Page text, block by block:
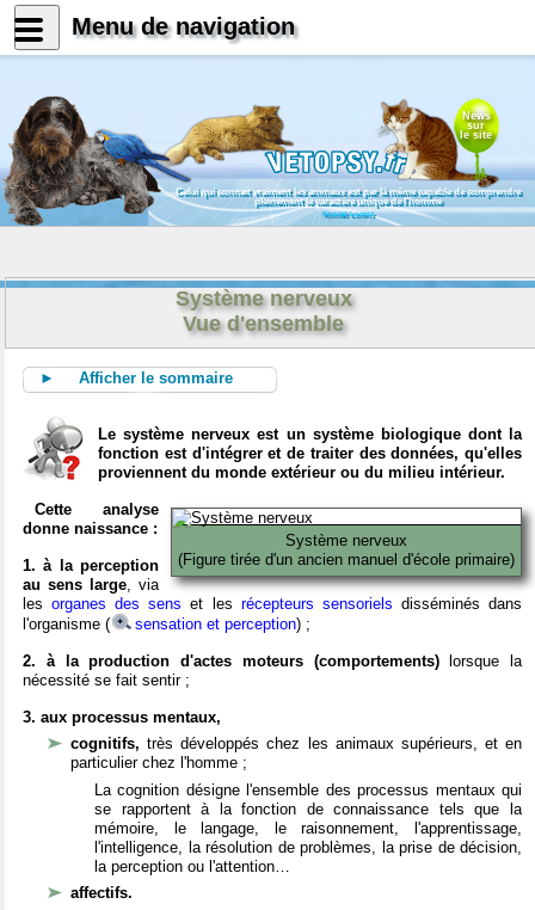
News
sur
le site
Celui qui connait vraiment les animaux est par là même capable de comprendre
pleinement le caractère unique de l'homme
Konrad Lorenz
Système nerveux
Vue d'ensemble
► Afficher le sommaire
Le système nerveux est un système biologique dont la
fonction est d'intégrer et de traiter des données, qu'elles
proviennent du monde extérieur ou du milieu intérieur.
Système nerveux
(Figure tirée d'un ancien manuel d'école primaire)
Cette analyse
donne naissance :
1. à la perception
au sens large, via
lesorganes des sens et les récepteurs sensoriels disséminés dans
l'organisme (
sensation et perception) ;
2. à la production d'actes moteurs (comportements)lorsque la
nécessité se fait sentir ;
3. aux processus mentaux,
cognitifs,très développés chez les animaux supérieurs, et en
particulier chez l'homme ;
La cognition désigne l'ensemble des processus mentaux qui
se rapportent à la fonction de connaissance tels que la
mémoire, le langage, le raisonnement, l'apprentissage,
l'intelligence, la résolution de problèmes, la prise de décision,
la perception ou l'attention…
affectifs.
Menu de navigation